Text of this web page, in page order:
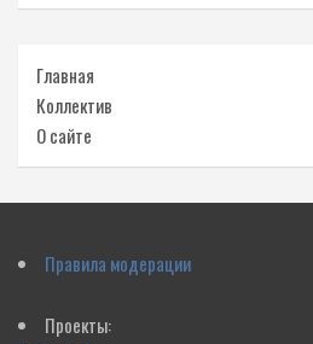
Главная
Коллектив
О сайте
Правила модерации
Проекты: